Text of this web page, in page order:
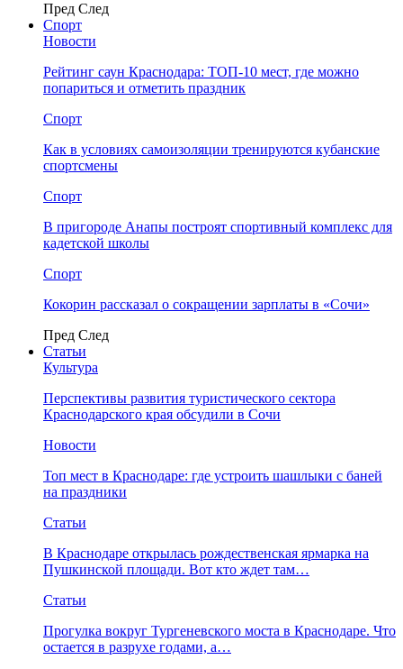
Пред След
Спорт
Новости
Рейтинг саун Краснодара: ТОП-10 мест, где можно
попариться и отметить праздник
Спорт
Как в условиях самоизоляции тренируются кубанские
спортсмены
Спорт
В пригороде Анапы построят спортивный комплекс для
кадетской школы
Спорт
Кокорин рассказал о сокращении зарплаты в «Сочи»
Пред След
Статьи
Культура
Перспективы развития туристического сектора
Краснодарского края обсудили в Сочи
Новости
Топ мест в Краснодаре: где устроить шашлыки с баней
на праздники
Статьи
В Краснодаре открылась рождественская ярмарка на
Пушкинской площади. Вот кто ждет там…
Статьи
Прогулка вокруг Тургеневского моста в Краснодаре. Что
остается в разрухе годами, а…